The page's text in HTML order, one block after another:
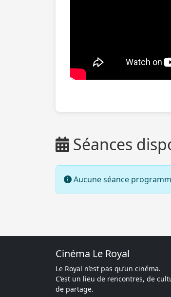
Séances
Aucune séance
Cinéma Le Royal
Le Royal n’est pas qu’un cinéma.
C’est un lieu de rencontres, de
de partage.